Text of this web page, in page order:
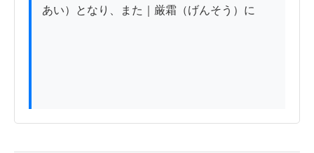
あい）となり、また｜厳霜（げんそう）に